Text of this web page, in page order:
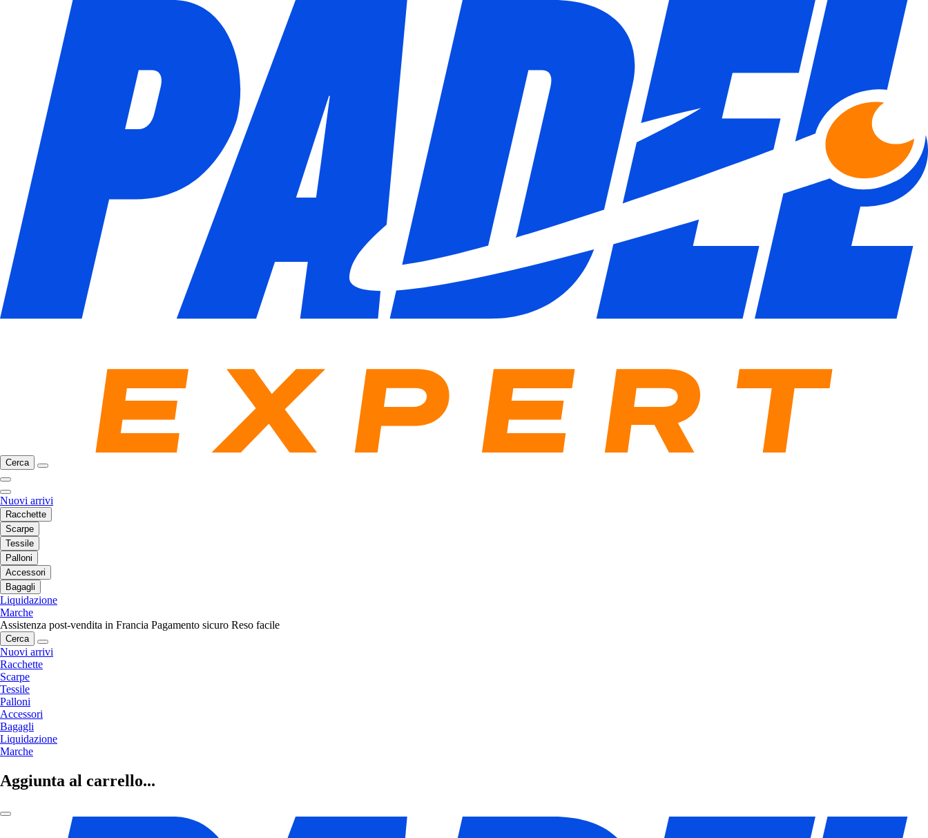
Cerca
Nuovi arrivi
Racchette
Scarpe
Tessile
Palloni
Accessori
Bagagli
Liquidazione
Marche
Assistenza post-vendita in Francia Pagamento sicuro Reso facile
Cerca
Nuovi arrivi
Racchette
Scarpe
Tessile
Palloni
Accessori
Bagagli
Liquidazione
Marche
Aggiunta al carrello...